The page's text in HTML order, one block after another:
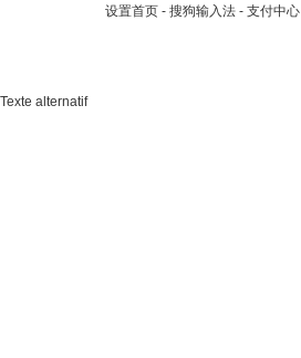
设置首页 - 搜狗输入法 - 支付中心
Texte alternatif